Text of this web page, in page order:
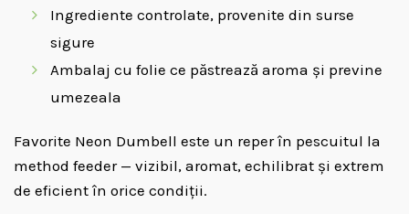
Ingrediente controlate, provenite din surse
sigure
Ambalaj cu folie ce păstrează aroma și previne
umezeala
Favorite Neon Dumbell este un reper în pescuitul la
method feeder — vizibil, aromat, echilibrat și extrem
de eficient în orice condiții.